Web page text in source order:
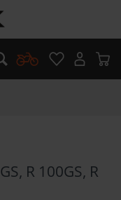
R 100GS, R